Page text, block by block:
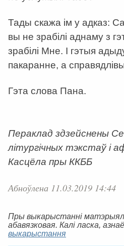
Тады скажа ім у адказ:
вы не зрабілі аднаму з
зрабілі Мне. І гэтыя
пакаранне, а
Гэта слова Пана.
Пераклад здзейснены
літургічных тэкстаў і
Касцёла пры ККББ
Абноўлена 11.03.2019 14:44
Пры выкарыстанні
абавязковая. Калі ласка,
выкарыстання